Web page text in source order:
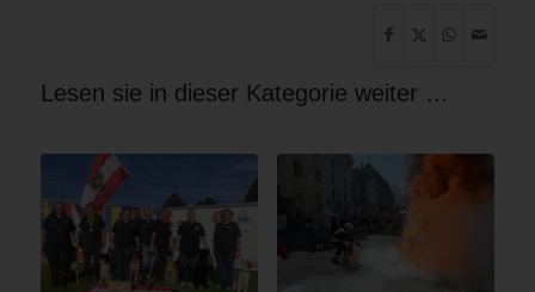
Lesen sie in dieser Kategorie weiter …